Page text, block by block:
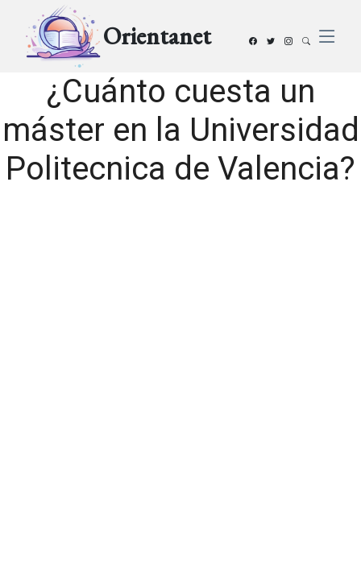
Orientanet
¿Cuánto cuesta un
máster en la Universidad
Politecnica de Valencia?